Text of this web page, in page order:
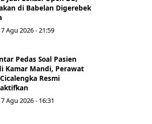
di Babelan Digerebek
Agu 2026 - 21:59
Pedas Soal Pasien
Kamar Mandi, Perawat
Cicalengka Resmi
Agu 2026 - 16:31